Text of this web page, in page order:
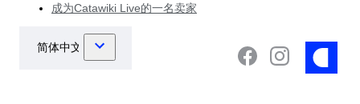
成为Catawiki Live的一名卖家